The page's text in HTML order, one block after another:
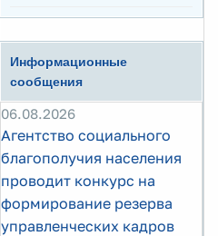
Информационные
сообщения
06.08.2026
Агентство социального
благополучия населения
проводит конкурс на
формирование резерва
управленческих кадров